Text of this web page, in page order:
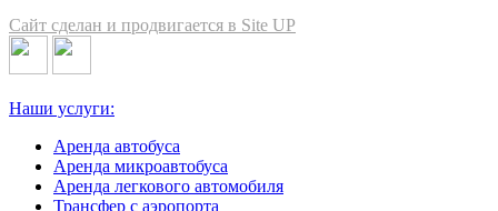
Сайт сделан и продвигается в Site UP
Наши услуги:
Аренда автобуса
Аренда микроавтобуса
Аренда легкового автомобиля
Трансфер с аэропорта